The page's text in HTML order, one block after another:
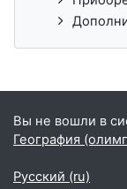
Вы не вошли в
География
Русский ‎(ru)‎